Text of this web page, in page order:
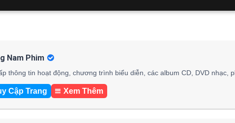
Nam Phim
thông tin hoạt động, chương trình biểu diễn, các album CD, DVD nhạc,
Cập Trang Xem Thêm